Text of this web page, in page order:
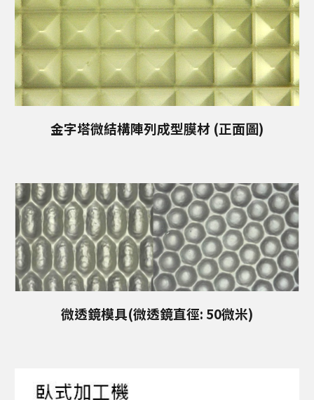
金字塔微結構陣列成型膜材 (正面圖)
微透鏡模具(微透鏡直徑: 50微米)